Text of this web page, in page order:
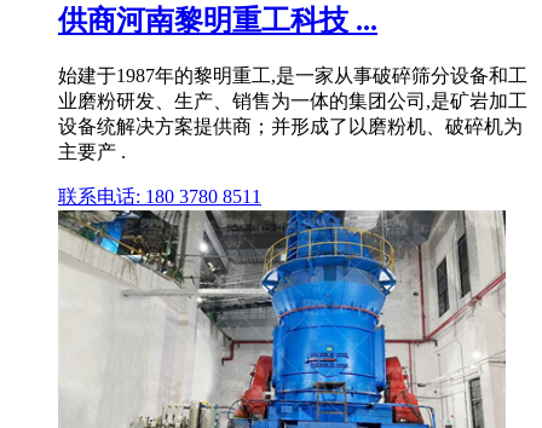
供商河南黎明重工科技 ...
始建于1987年的黎明重工,是一家从事破碎筛分设备和工
业磨粉研发、生产、销售为一体的集团公司,是矿岩加工
设备统解决方案提供商；并形成了以磨粉机、破碎机为
主要产 .
联系电话: 180 3780 8511